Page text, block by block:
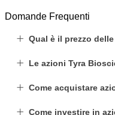
Domande Frequenti
Qual è il prezzo
Le azioni Tyra
Come acquistare
Come investire in